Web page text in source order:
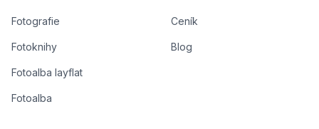
Fotografie
Fotoknihy
Fotoalba layflat
Fotoalba
Ceník
Blog